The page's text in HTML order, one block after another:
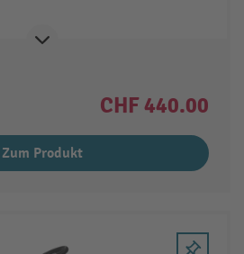
CHF 440.00
Zum Produkt